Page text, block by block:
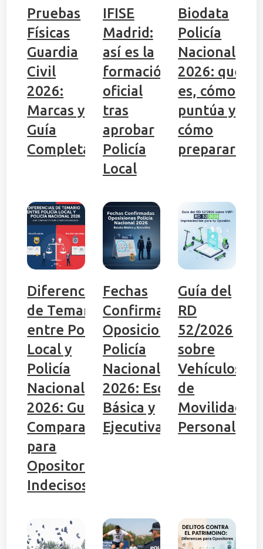
Pruebas
Físicas
Guardia
Civil
2026:
Marcas y
Guía
Completa
IFISE
Madrid:
así es la
formación
oficial
tras
aprobar
Policía
Local
Biodata
Policía
Nacional
2026: qué
es, cómo
puntúa y
cómo
prepararlo
Diferencias
de Temario
entre Policía
Local y
Policía
Nacional
2026: Guía
Comparativa
para
Opositores
Indecisos
Fechas
Confirmadas
Oposiciones
Policía
Nacional
2026: Escala
Básica y
Ejecutiva
Guía del
RD
52/2026
sobre
Vehículos
de
Movilidad
Personal